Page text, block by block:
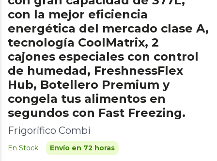
con la mejor eficiencia
energética del mercado clase A,
tecnología CoolMatrix, 2
cajones especiales con control
de humedad, FreshnessFlex
Hub, Botellero Premium y
congela tus alimentos en
segundos con Fast Freezing.
Frigorífico Combi
En Stock Envío en 72 horas